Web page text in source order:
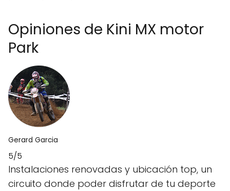
Opiniones de Kini MX motor
Park
Gerard Garcia
5/5
Instalaciones renovadas y ubicación top, un
circuito donde poder disfrutar de tu deporte